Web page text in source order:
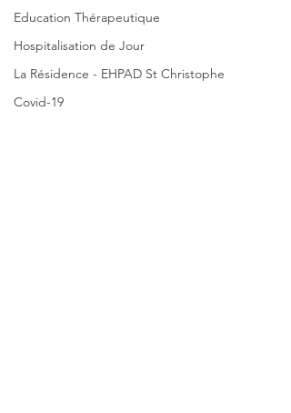
Education Thérapeutique
Hospitalisation de Jour
La Résidence - EHPAD St Christophe
Covid-19